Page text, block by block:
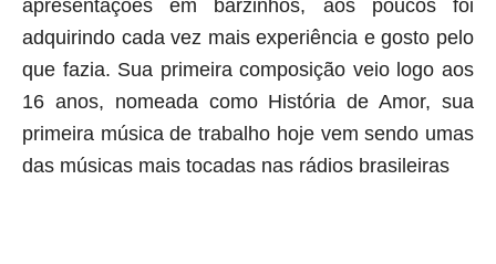
apresentações em barzinhos, aos poucos foi
adquirindo cada vez mais experiência e gosto pelo
que fazia. Sua primeira composição veio logo aos
16 anos, nomeada como História de Amor, sua
primeira música de trabalho hoje vem sendo umas
das músicas mais tocadas nas rádios brasileiras